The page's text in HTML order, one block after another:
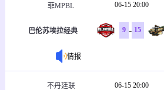
菲MPBL 06-15 20:00
巴伦苏埃拉经典 9 - 15
情报
不丹廷联 06-15 20:00